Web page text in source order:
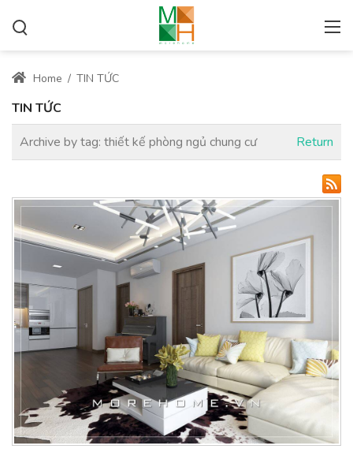
Home / TIN TỨC
TIN TỨC
Archive by tag: thiết kế phòng ngủ chung cư Return